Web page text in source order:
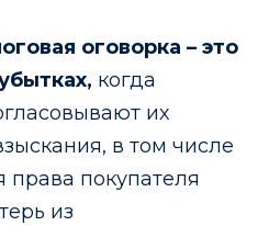
оговорка – это
когда
их
в том числе
покупателя
из